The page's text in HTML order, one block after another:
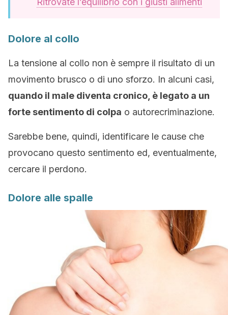
Dolore al collo
La tensione al collo non è sempre il risultato di un
movimento brusco o di uno sforzo. In alcuni casi,
quando il male diventa cronico, è legato a un
forte sentimento di colpa o autorecriminazione.
Sarebbe bene, quindi, identificare le cause che
provocano questo sentimento ed, eventualmente,
cercare il perdono.
Dolore alle spalle